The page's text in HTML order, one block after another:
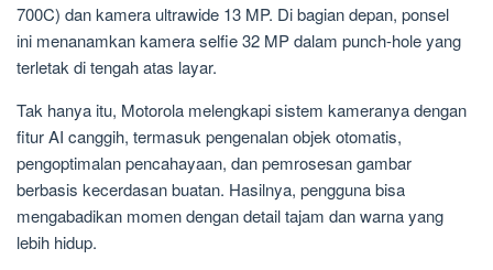
700C) dan kamera ultrawide 13 MP. Di bagian depan, ponsel
ini menanamkan kamera selfie 32 MP dalam punch-hole yang
terletak di tengah atas layar.
Tak hanya itu, Motorola melengkapi sistem kameranya dengan
fitur AI canggih, termasuk pengenalan objek otomatis,
pengoptimalan pencahayaan, dan pemrosesan gambar
berbasis kecerdasan buatan. Hasilnya, pengguna bisa
mengabadikan momen dengan detail tajam dan warna yang
lebih hidup.